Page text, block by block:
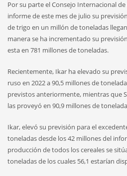
Por su parte el Consejo Internacional
informe de este mes de julio su
de trigo en un millón de toneladas
manera se ha incrementado su
esta en 781 millones de toneladas.
Recientemente, Ikar ha elevado su
ruso en 2022 a 90,5 millones de
previstos anteriormente, mientras que
las proveyó en 90,9 millones de
Ikar, elevó su previsión para el
toneladas desde los 42 millones del
producción de todos los cereales se
toneladas de los cuales 56,1 estarían